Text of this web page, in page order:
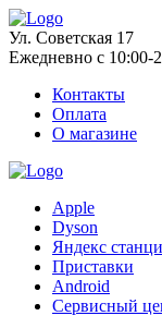
Ул. Советская 17
Ежедневно с 10:00-
Контакты
Оплата
О магазине
Apple
Dyson
Яндекс
Приставки
Android
Сервисный